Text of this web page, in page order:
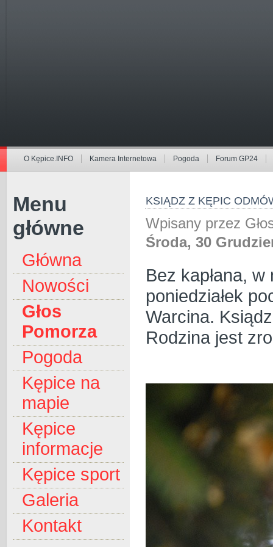
O Kępice.INFO Kamera Internetowa Pogoda Forum GP24
Menu
główne
Główna
Nowości
Głos
Pomorza
Pogoda
Kępice na
mapie
Kępice
informacje
Kępice sport
Galeria
Kontakt
KSIĄDZ Z KĘPIC
Wpisany przez
Środa, 30
Bez kapłana,
poniedziałek
Warcina.
Rodzina jest